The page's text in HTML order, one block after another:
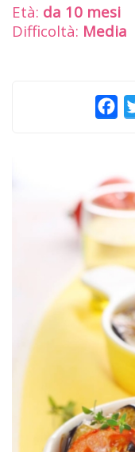
Età: da 10 mesi
Difficoltà: Media